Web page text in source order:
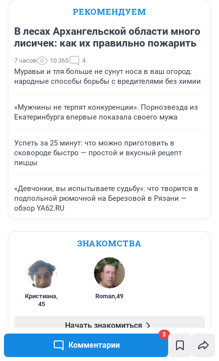
Комментарии
3
РЕКОМЕНДУЕМ
В лесах Архангельской области много
лисичек: как их правильно пожарить
7 часов 10 365 4
Муравьи и тля больше не сунут носа в ваш огород:
народные способы борьбы с вредителями без химии
«Мужчины не терпят конкуренции». Порнозвезда из
Екатеринбурга впервые показала своего мужа
Успеть за 25 минут: что можно приготовить в
сковороде быстро — простой и вкусный рецепт
пиццы
«Девчонки, вы испытываете судьбу»: что творится в
подпольной рюмочной на Березовой в Рязани —
обзор YA62.RU
ЗНАКОМСТВА
Кристиана,
45
Roman,49
Начать знакомиться